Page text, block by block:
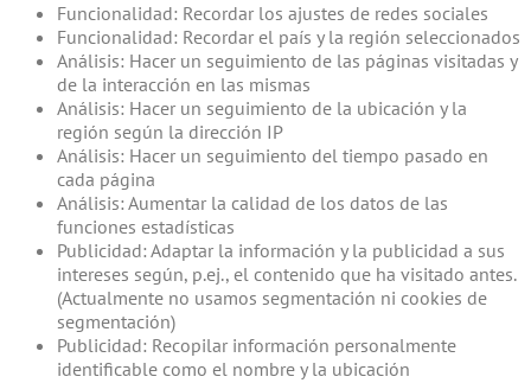
Funcionalidad: Recordar los ajustes de redes sociales
Funcionalidad: Recordar el país y la región seleccionados
Análisis: Hacer un seguimiento de las páginas visitadas y
de la interacción en las mismas
Análisis: Hacer un seguimiento de la ubicación y la
región según la dirección IP
Análisis: Hacer un seguimiento del tiempo pasado en
cada página
Análisis: Aumentar la calidad de los datos de las
funciones estadísticas
Publicidad: Adaptar la información y la publicidad a sus
intereses según, p.ej., el contenido que ha visitado antes.
(Actualmente no usamos segmentación ni cookies de
segmentación)
Publicidad: Recopilar información personalmente
identificable como el nombre y la ubicación